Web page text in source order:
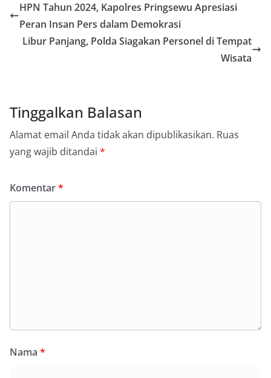
HPN Tahun 2024, Kapolres Pringsewu Apresiasi
Peran Insan Pers dalam Demokrasi
Libur Panjang, Polda Siagakan Personel di Tempat
Wisata
Tinggalkan Balasan
Alamat email Anda tidak akan dipublikasikan. Ruas
yang wajib ditandai *
Komentar*
Nama *